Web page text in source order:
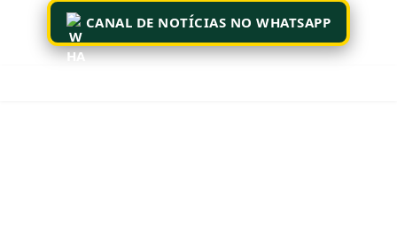
CANAL DE NOTÍCIAS NO WHATSAPP